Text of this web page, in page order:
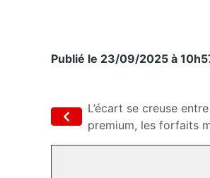
Publié le 23/09/2025 à
L’écart se creuse
premium, les forfaits